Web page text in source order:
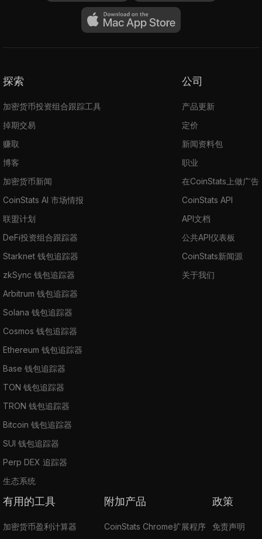
探索
加密货币投资组合跟踪工具
掉期交易
赚取
博客
加密货币新闻
CoinStats AI 市场情报
联盟计划
DeFi投资组合跟踪器
Starknet 钱包追踪器
zkSync 钱包追踪器
Arbitrum 钱包追踪器
Solana 钱包追踪器
Cosmos 钱包追踪器
Ethereum 钱包追踪器
Base 钱包追踪器
TON 钱包追踪器
TRON 钱包追踪器
Bitcoin 钱包追踪器
SUI 钱包追踪器
Perp DEX 追踪器
生态系统
公司
产品更新
定价
新闻资料包
职业
在CoinStats上做广告
CoinStats API
API文档
公共API仪表板
CoinStats新闻源
关于我们
有用的工具
加密货币盈利计算器
附加产品
CoinStats Chrome扩展程序
政策
免责声明